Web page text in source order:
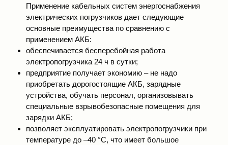
Применение кабельных систем энергоснабжения
электрических погрузчиков дает следующие
основные преимущества по сравнению с
применением АКБ:
обеспечивается бесперебойная работа
электропогрузчика 24 ч в сутки;
предприятие получает экономию – не надо
приобретать дорогостоящие АКБ, зарядные
устройства, обучать персонал, организовывать
специальные взрывобезопасные помещения для
зарядки АКБ;
позволяет эксплуатировать электропогрузчики при
температуре до –40 °С, что имеет большое